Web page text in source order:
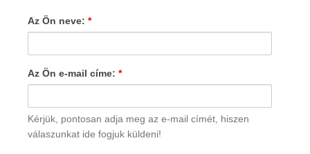
Az Ön neve: *
Az Ön e-mail címe: *
Kérjük, pontosan adja meg az e-mail címét, hiszen
válaszunkat ide fogjuk küldeni!